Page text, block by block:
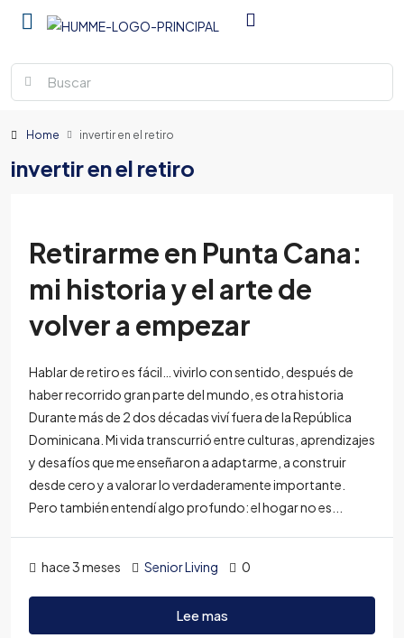
Home invertir en el retiro
invertir en el retiro
Retirarme en Punta Cana:
mi historia y el arte de
volver a empezar
Hablar de retiro es fácil… vivirlo con sentido, después de
haber recorrido gran parte del mundo, es otra historia
Durante más de 2 dos décadas viví fuera de la República
Dominicana. Mi vida transcurrió entre culturas, aprendizajes
y desafíos que me enseñaron a adaptarme, a construir
desde cero y a valorar lo verdaderamente importante.
Pero también entendí algo profundo: el hogar no es...
hace 3 meses Senior Living 0
Lee mas